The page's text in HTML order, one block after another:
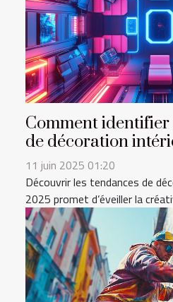
Comment identifier
de décoration
11 juin 2025 01:20
Découvrir les tendances de
2025 promet d’éveiller la